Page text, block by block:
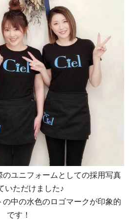
ユニフォームとしての採用写真
いただけました♪
中の水色のロゴマークが印象的
です！